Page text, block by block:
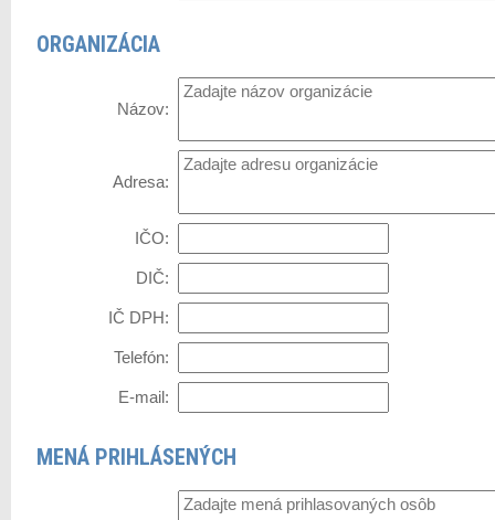
ORGANIZÁCIA
Názov:
Adresa:
IČO:
DIČ:
IČ DPH:
Telefón:
E-mail:
MENÁ PRIHLÁSENÝCH